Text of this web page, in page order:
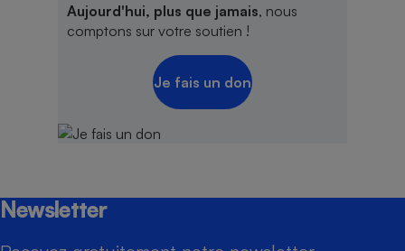
Aujourd'hui, plus que jamais, nous
comptons sur votre soutien !
Je fais un don
Newsletter